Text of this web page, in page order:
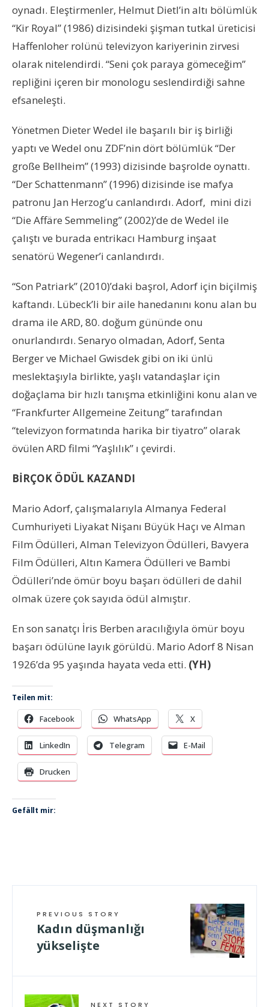
oynadı. Eleştirmenler, Helmut Dietl’in altı bölümlük
“Kir Royal” (1986) dizisindeki şişman tutkal üreticisi
Haffenloher rolünü televizyon kariyerinin zirvesi
olarak nitelendirdi. “Seni çok paraya gömeceğim”
repliğini içeren bir monologu seslendirdiği sahne
efsaneleşti.
Yönetmen Dieter Wedel ile başarılı bir iş birliği
yaptı ve Wedel onu ZDF’nin dört bölümlük “Der
große Bellheim” (1993) dizisinde başrolde oynattı.
“Der Schattenmann” (1996) dizisinde ise mafya
patronu Jan Herzog’u canlandırdı. Adorf, mini dizi
“Die Affäre Semmeling” (2002)’de de Wedel ile
çalıştı ve burada entrikacı Hamburg inşaat
senatörü Wegener’i canlandırdı.
“Son Patriark” (2010)’daki başrol, Adorf için biçilmiş
kaftandı. Lübeck’li bir aile hanedanını konu alan bu
drama ile ARD, 80. doğum gününde onu
onurlandırdı. Senaryo olmadan, Adorf, Senta
Berger ve Michael Gwisdek gibi on iki ünlü
meslektaşıyla birlikte, yaşlı vatandaşlar için
doğaçlama bir hızlı tanışma etkinliğini konu alan ve
“Frankfurter Allgemeine Zeitung” tarafından
“televizyon formatında harika bir tiyatro” olarak
övülen ARD filmi “Yaşlılık” ı çevirdi.
BİRÇOK ÖDÜL KAZANDI
Mario Adorf, çalışmalarıyla Almanya Federal
Cumhuriyeti Liyakat Nişanı Büyük Haçı ve Alman
Film Ödülleri, Alman Televizyon Ödülleri, Bavyera
Film Ödülleri, Altın Kamera Ödülleri ve Bambi
Ödülleri’nde ömür boyu başarı ödülleri de dahil
olmak üzere çok sayıda ödül almıştır.
En son sanatçı İris Berben aracılığıyla ömür boyu
başarı ödülüne layık görüldü. Mario Adorf 8 Nisan
1926’da 95 yaşında hayata veda etti. (YH)
Teilen mit:
Facebook WhatsApp X
LinkedIn Telegram E-Mail
Drucken
Gefällt mir:
PREVIOUS STORY
Kadın düşmanlığı
yükselişte
NEXT STORY